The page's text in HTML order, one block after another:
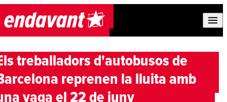
Skip to content
treballadors d'autobusos de
reprenen la lluita amb
vaga el 22 de juny